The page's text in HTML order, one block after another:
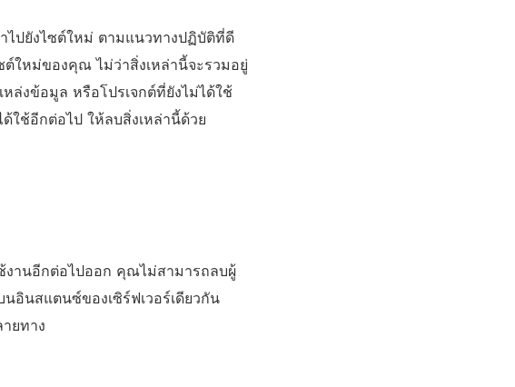
ไปยังไซต์ใหม่ ตามแนวทางปฏิบัติที่ดี
ใหม่ของคุณ ไม่ว่าสิ่งเหล่านี้จะรวมอยู่
ล่งข้อมูล หรือโปรเจกต์ที่ยังไม่ได้ใช้
ช้อีกต่อไป ให้ลบสิ่งเหล่านี้ด้วย
านอีกต่อไปออก คุณไม่สามารถลบผู้
อินสแตนซ์ของเซิร์ฟเวอร์เดียวกัน
ยทาง